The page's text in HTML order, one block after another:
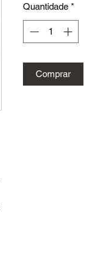
Quantidade *
Comprar